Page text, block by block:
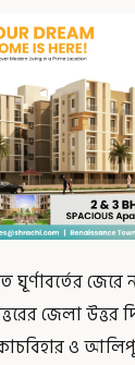
জেলা উত্তর
ও